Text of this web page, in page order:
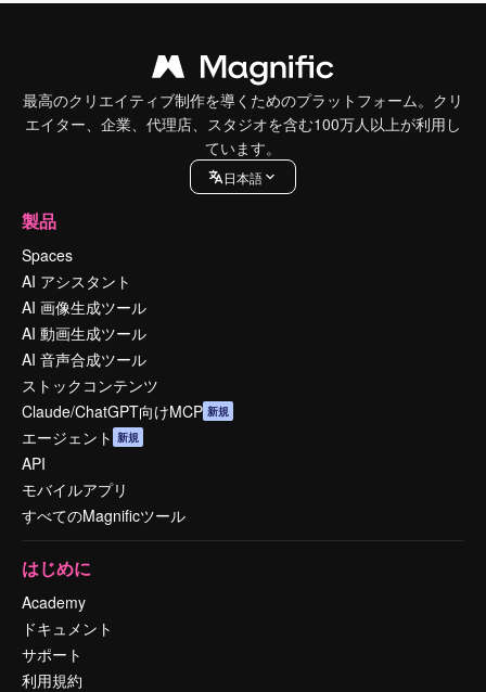
最高のクリエイティブ制作を導くためのプラットフォーム。クリ
エイター、企業、代理店、スタジオを含む100万人以上が利用し
ています。
日本語
製品
Spaces
AI アシスタント
AI 画像生成ツール
AI 動画生成ツール
AI 音声合成ツール
ストックコンテンツ
Claude/ChatGPT向けMCP 新規
エージェント 新規
API
モバイルアプリ
すべてのMagnificツール
はじめに
Academy
ドキュメント
サポート
利用規約